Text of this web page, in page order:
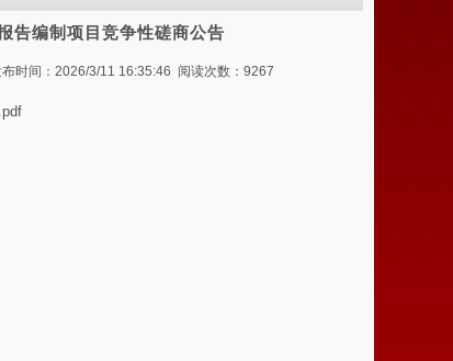
告编制项目竞争性磋商公告
时间：2026/3/11 16:35:46 阅读次数：9267